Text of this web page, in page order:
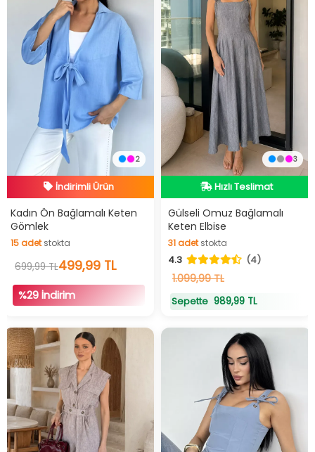
2
İndirimli Ürün
Hızlı Teslimat
İndirimli Ürün
Kadın Ön Bağlamalı Keten
Gömlek
15adetstokta
15 adetstokta
699,99 TL499,99 TL
%29 İndirim
3
Hızlı Teslimat
Videolu Ürün
Hızlı Teslimat
Gülseli Omuz Bağlamalı
Keten Elbise
31adet stokta
31 adetstokta
4.3 (4)
1.099,99 TL
Sepette 989,99 TL